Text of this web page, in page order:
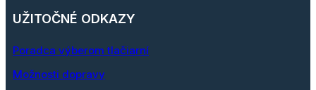
UŽITOČNÉ ODKAZY
Poradca výberom tlačiarní
Možnosti dopravy